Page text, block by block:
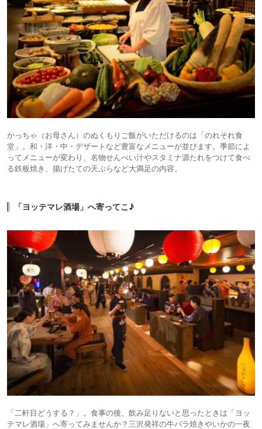
かっちゃ（お母さん）のぬくもりご飯がいただけるのは「のれそれ食
堂」。和・洋・中・デザートなど豊富なメニューが並びます。季節によ
ってメニューが変わり、名物せんべい汁やスタミナ源たれをつけて食べ
る鉄板焼き、揚げたての天ぷらなど大満足の内容。
「ヨッテマレ酒場」へ寄ってこ♪
「二軒目どうする？」。食事の後、飲み足りないと思ったときは「ヨッ
テマレ酒場」へ寄ってみませんか？三沢発祥の牛バラ焼きやいかの一夜